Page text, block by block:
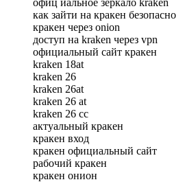
как зайти на кракен безопасно
кракен через onion
доступ на kraken через vpn
официальный сайт кракен
kraken 18at
kraken 26
kraken 26at
kraken 26 at
kraken 26 сс
актуальный кракен
кракен вход
кракен официальный сайт
рабочий кракен
кракен онион